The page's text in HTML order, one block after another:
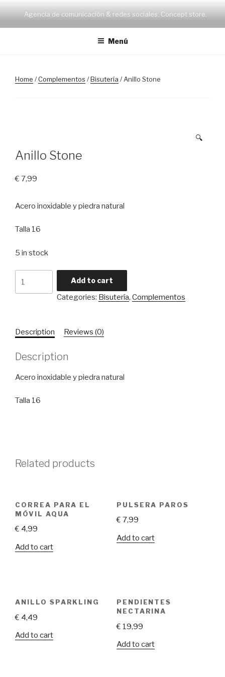
contenido
Agencia de comunicación & redes sociales. Concept store.
Menú
Home /Complementos /Bisutería / Anillo Stone
🔍
Anillo Stone
€ 7,99
Acero inoxidable y piedra natural
Talla 16
5 in stock
Stone
Add to cart
Categories: Bisutería, Complementos
Description Reviews (0)
Description
Acero inoxidable y piedra natural
Talla 16
Related products
CORREA PARA EL
MÓVIL AQUA
€ 4,99
Add to cart
PULSERA PAROS
€ 7,99
Add to cart
ANILLO SPARKLING
€ 4,49
Add to cart
PENDIENTES
NECTARINA
€ 19,99
Add to cart